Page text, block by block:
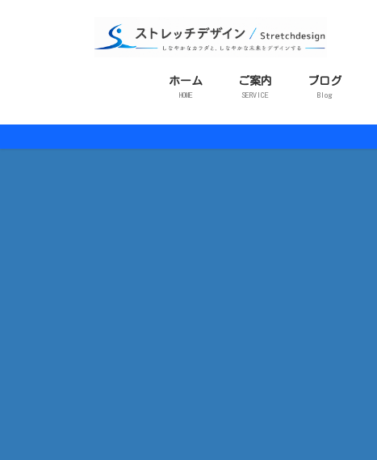
移
ン
ホーム
HOME
ご案内
SERVICE
ブログ
Blog